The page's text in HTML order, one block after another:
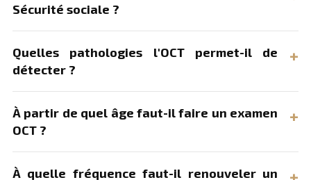
Sécurité sociale ?
Quelles pathologies l'OCT permet-il de
détecter ?
À partir de quel âge faut-il faire un examen
OCT ?
À quelle fréquence faut-il renouveler un